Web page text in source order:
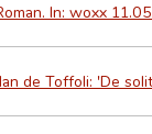
In: woxx
de Toffoli: 'De